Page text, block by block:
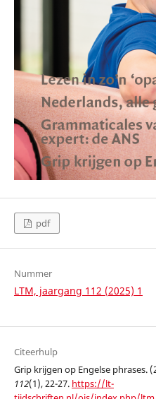
pdf
Nummer
LTM, jaargang 112 (2025) 1
Citeerhulp
Grip krijgen op Engelse phrases.
112(1), 22-27. https://lt-